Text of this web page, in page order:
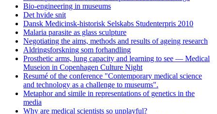
Bio-engineering in museums
Det hvide snit
Dansk Medicinsk-historisk Selskabs Studenterpris 2010
Malaria parasite as glass sculpture
Negotiating the aims, methods and results of ageing research
Aldringsforskning som forhandling
Prosthetic arms, lung capacity and learning to see — Medical
Museion in Copenhagen Culture Night
Resumé of the conference "Contemporary medical science
and technology as a challenge to museums".
Metaphor and simile in representations of genetics in the
media
Why are medical scientists so unplayful?